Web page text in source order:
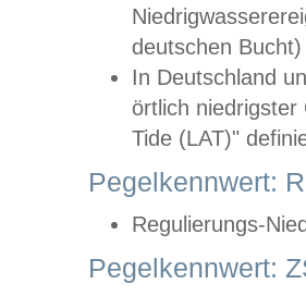
deutschen
In Deutschland
örtlich
Tide (LAT)"
Pegelkennwert:
Regulierungs-
Pegelkennwert: